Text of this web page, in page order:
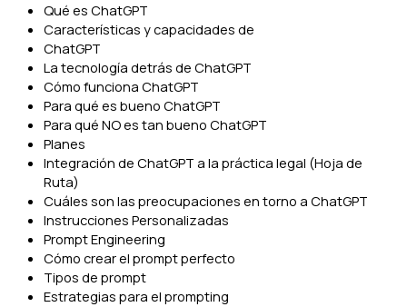
Qué es ChatGPT
Características y capacidades de
ChatGPT
La tecnología detrás de ChatGPT
Cómo funciona ChatGPT
Para qué es bueno ChatGPT
Para qué NO es tan bueno ChatGPT
Planes
Integración de ChatGPT a la práctica legal (Hoja de
Ruta)
Cuáles son las preocupaciones en torno a ChatGPT
Instrucciones Personalizadas
Prompt Engineering
Cómo crear el prompt perfecto
Tipos de prompt
Estrategias para el prompting